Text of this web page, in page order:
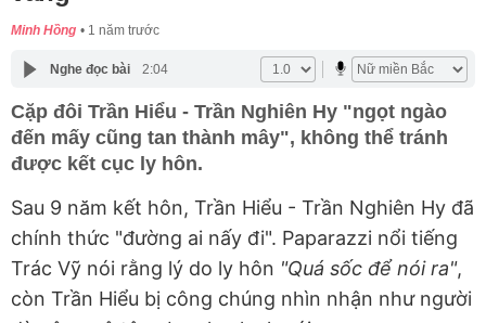
Minh Hồng 1 năm trước
Nghe đọc bài 2:04
Cặp đôi Trần Hiểu - Trần Nghiên Hy "ngọt ngào
đến mấy cũng tan thành mây", không thể tránh
được kết cục ly hôn.
Sau 9 năm kết hôn, Trần Hiểu - Trần Nghiên Hy đã
chính thức "đường ai nấy đi". Paparazzi nổi tiếng
Trác Vỹ nói rằng lý do ly hôn "Quá sốc để nói ra",
còn Trần Hiểu bị công chúng nhìn nhận như người